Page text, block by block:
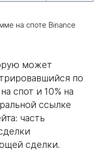
на споте Binance
может
по
спот и 10% на
ссылке
часть
сделки.